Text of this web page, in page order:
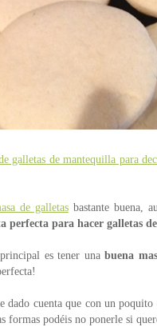
galletas de mantequilla para
de galletasbastante buena,
perfecta para hacer galletas
principal es tener unabuena
dado cuenta que con un
formas podéis no ponerle si